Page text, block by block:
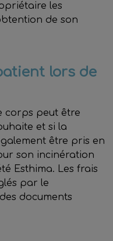
les
de son
lors de
corps peut être
et si la
être pris en
son incinération
Esthima. Les frais
par le
documents